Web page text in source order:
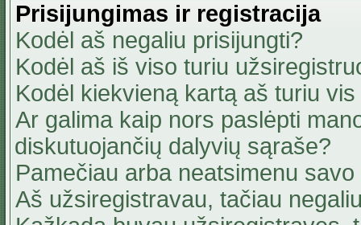
Prisijungimas ir registracija
Kodėl aš negaliu prisijungti?
Kodėl aš iš viso turiu
Kodėl kiekvieną kartą aš turiu
Ar galima kaip nors paslėpti
diskutuojančių dalyvių sąraše?
Pamečiau arba neatsimenu
Aš užsiregistravau, tačiau